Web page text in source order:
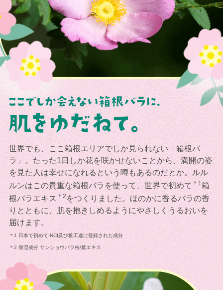
世界でも、ここ箱根エリアでしか見られない「箱根バ
ラ」。たった1日しか花を咲かせないことから、満開の姿
を見た人は幸せになれるという噂もあるのだとか。ルル
ルンはこの貴重な箱根バラを使って、世界で初めて ＊1 箱
根バラエキス ＊2 をつくりました。ほのかに香るバラの香
りとともに、肌を抱きしめるようにやさしくうるおいを
届けます。
＊1 日本で初めてINCI及び粧工連に登録された成分
＊2 保湿成分 サンショウバラ枝/葉エキス